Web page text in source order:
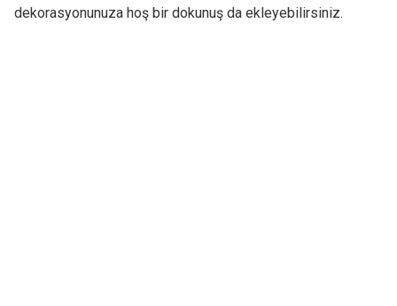
dekorasyonunuza hoş bir dokunuş da ekleyebilirsiniz.